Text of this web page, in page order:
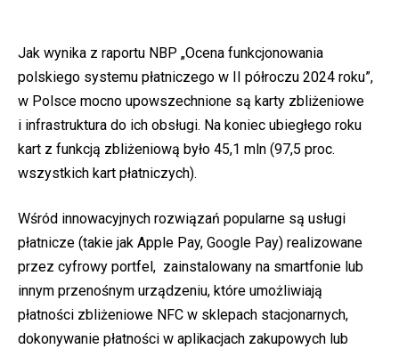
Jak wynika z raportu NBP „Ocena funkcjonowania
polskiego systemu płatniczego w II półroczu 2024 roku”,
w Polsce mocno upowszechnione są karty zbliżeniowe
i infrastruktura do ich obsługi. Na koniec ubiegłego roku
kart z funkcją zbliżeniową było 45,1 mln (97,5 proc.
wszystkich kart płatniczych).
Wśród innowacyjnych rozwiązań popularne są usługi
płatnicze (takie jak Apple Pay, Google Pay) realizowane
przez cyfrowy portfel, zainstalowany na smartfonie lub
innym przenośnym urządzeniu, które umożliwiają
płatności zbliżeniowe NFC w sklepach stacjonarnych,
dokonywanie płatności w aplikacjach zakupowych lub